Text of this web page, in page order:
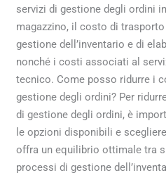
servizi di gestione degli ordini
magazzino, il costo di
gestione dell’inventario e di
nonché i costi associati al
tecnico. Come posso ridurre i
gestione degli ordini? Per
di gestione degli ordini, è
le opzioni disponibili e
offra un equilibrio ottimale tra
processi di gestione